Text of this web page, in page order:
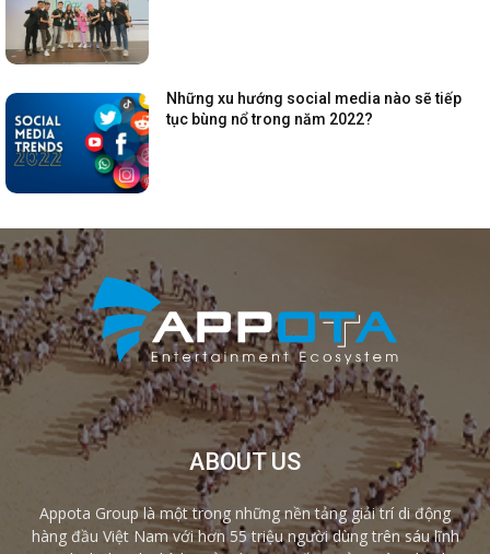
Những xu hướng social media nào sẽ tiếp
tục bùng nổ trong năm 2022?
ABOUT US
Appota Group là một trong những nền tảng giải trí di động
hàng đầu Việt Nam với hơn 55 triệu người dùng trên sáu lĩnh